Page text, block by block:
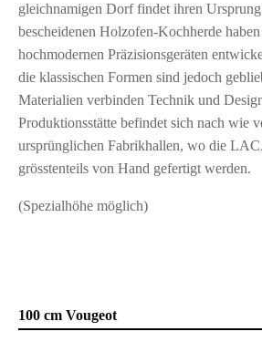
gleichnamigen Dorf findet ihren
bescheidenen Holzofen-Kochherde
hochmodernen Präzisionsgeräten
die klassischen Formen sind jedoch
Materialien verbinden Technik und
Produktionsstätte befindet sich nach wie
ursprünglichen Fabrikhallen, wo die
grösstenteils von Hand gefertigt werden.
(Spezialhöhe möglich)
100 cm Vougeot